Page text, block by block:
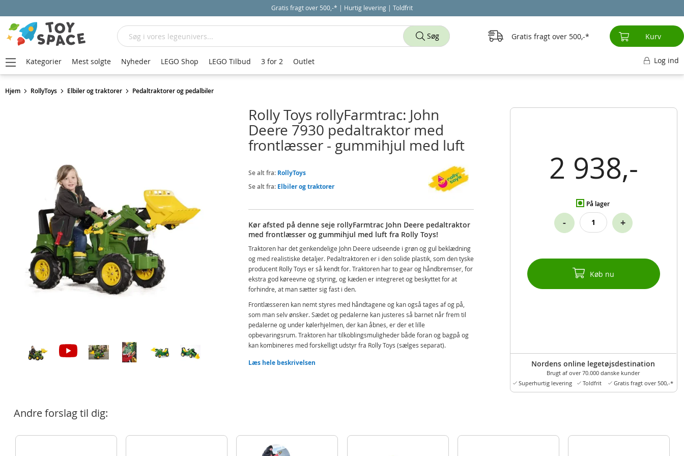
Gratis fragt over 500,-* | Hurtig levering | Toldfrit
Hjem RollyToys Elbiler og traktorer Pedaltraktorer og pedalbiler
2 938,-
På lager
- +
Køb nu
Nordens online legetøjsdestination
Brugt af over 70.000 danske kunder
Superhurtig levering
Toldfrit Gratis fragt over 500,-*
Rolly Toys rollyFarmtrac: John
Deere 7930 pedaltraktor med
frontlæsser - gummihjul med luft
Se alt fra: RollyToys
Se alt fra: Elbiler og traktorer
Kør afsted på denne seje rollyFarmtrac John Deere pedaltraktor
med frontlæsser og gummihjul med luft fra Rolly Toys!
Traktoren har det genkendelige John Deere udseende i grøn og gul beklædning
og med realistiske detaljer. Pedaltraktoren er i den solide plastik, som den tyske
producent Rolly Toys er så kendt for. Traktoren har to gear og håndbremser, for
ekstra god køreevne og styring, og kæden er integreret og beskyttet for at
forhindre, at man sætter sig fast i den.
Frontlæsseren kan nemt styres med håndtagene og kan også tages af og på,
som man selv ønsker. Sædet og pedalerne kan justeres så barnet når frem til
pedalerne og under kølerhjelmen, der kan åbnes, er der et lille
opbevaringsrum. Traktoren har tilkoblingsmuligheder både foran og bagpå og
kan kombineres med forskelligt udstyr fra Rolly Toys (sælges separat).
Aftagelig frontlæsser
Pneumatiske hjul
Læs hele beskrivelsen
Andre forslag til dig:
Søg
Søg Gratis fragt over 500,- Kurv
Kategorier Mest solgte Nyheder LEGO Shop LEGO Tilbud 3 for 2 Outlet Log ind